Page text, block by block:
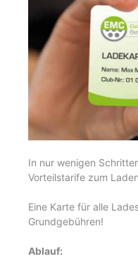
In nur wenigen
Vorteilstarife zum
Eine Karte für alle
Grundgebühren!
Ablauf: